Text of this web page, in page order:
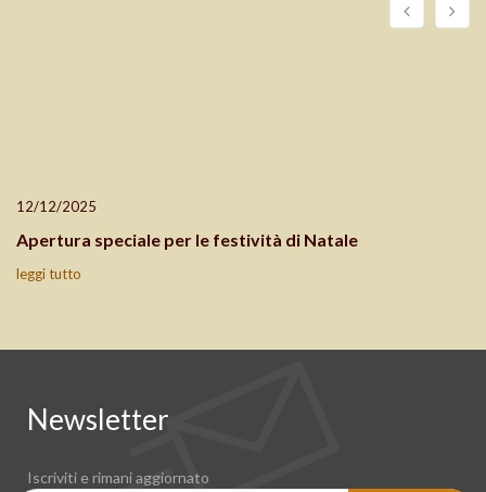
12/12/2025
Apertura speciale per le festività di Natale
leggi tutto
Newsletter
Iscriviti e rimani aggiornato